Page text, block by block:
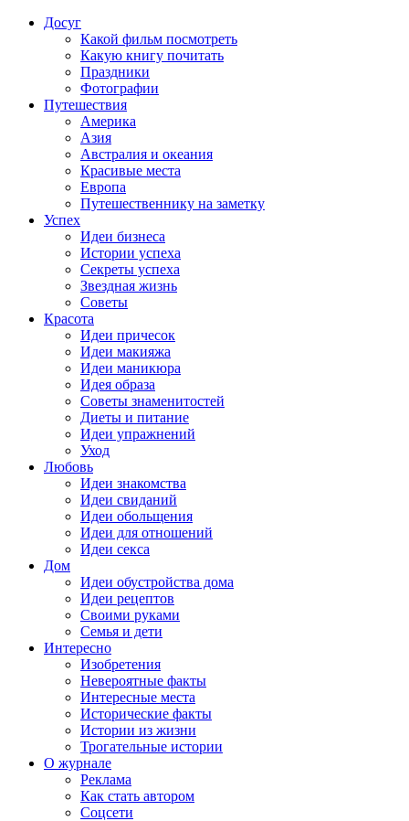
Досуг
Какой фильм посмотреть
Какую книгу почитать
Праздники
Фотографии
Путешествия
Америка
Азия
Австралия и океания
Красивые места
Европа
Путешественнику на заметку
Успех
Идеи бизнеса
Истории успеха
Секреты успеха
Звездная жизнь
Советы
Красота
Идеи причесок
Идеи макияжа
Идеи маникюра
Идея образа
Советы знаменитостей
Диеты и питание
Идеи упражнений
Уход
Любовь
Идеи знакомства
Идеи свиданий
Идеи обольщения
Идеи для отношений
Идеи секса
Дом
Идеи обустройства дома
Идеи рецептов
Своими руками
Семья и дети
Интересно
Изобретения
Невероятные факты
Интересные места
Исторические факты
Истории из жизни
Трогательные истории
О журнале
Реклама
Как стать автором
Соцсети